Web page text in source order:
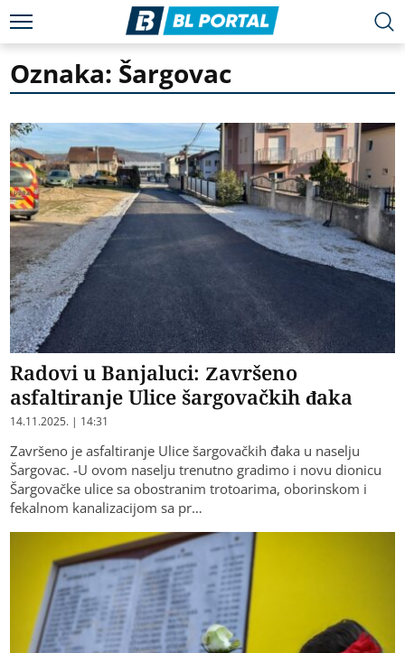
Oznaka: Šargovac
Radovi u Banjaluci: Završeno
asfaltiranje Ulice šargovačkih đaka
14.11.2025. | 14:31
Završeno je asfaltiranje Ulice šargovačkih đaka u naselju
Šargovac. -U ovom naselju trenutno gradimo i novu dionicu
Šargovačke ulice sa obostranim trotoarima, oborinskom i
fekalnom kanalizacijom sa pr…